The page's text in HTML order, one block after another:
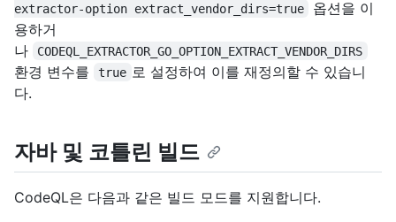
extractor-option extract_vendor_dirs=true
옵션을 이
용하거
나
CODEQL_EXTRACTOR_GO_OPTION_EXTRACT_VENDOR_DIRS
환경 변수를 true 로 설정하여 이를 재정의할 수 있습니
다.
자바 및 코틀린 빌드
CodeQL은 다음과 같은 빌드 모드를 지원합니다.